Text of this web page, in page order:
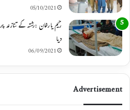
05/10/2021
دیا
06/09/2021
Advertisement